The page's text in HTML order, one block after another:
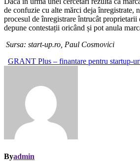
de confuzie cu alte mărci deja înregistrate,
procesul de înregistrare întrucât
depune contestații oricând și pot anula
Sursa: start-up.ro, Paul Cosmovici
GRANT Plus – finantare pentru startup-
Byadmin